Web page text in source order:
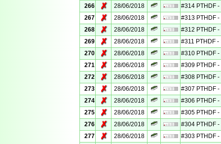
266
✗ 28/06/2018
#314 PTHDF
267
✗ 28/06/2018
#313 PTHDF
268
✗ 28/06/2018
#312 PTHDF
269
✗ 28/06/2018
#311 PTHDF
270
✗ 28/06/2018
#310 PTHDF
271
✗ 28/06/2018
#309 PTHDF
272
✗ 28/06/2018
#308 PTHDF
273
✗ 28/06/2018
#307 PTHDF
274
✗ 28/06/2018
#306 PTHDF
275
✗ 28/06/2018
#305 PTHDF
276
✗ 28/06/2018
#304 PTHDF
277
✗ 28/06/2018 #303 PTHDF